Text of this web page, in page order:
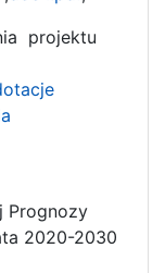
projektu
Prognozy
2020-2030